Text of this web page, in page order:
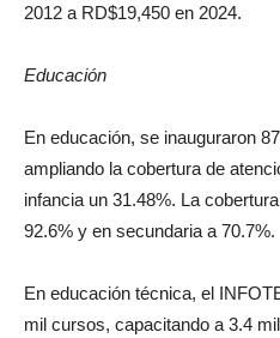
2012 a RD$19,450 en 2024.
Educación
En educación, se inauguraron
ampliando la cobertura de
infancia un 31.48%. La
92.6% y en secundaria a 70.7%.
En educación técnica, el
mil cursos, capacitando a 3.4